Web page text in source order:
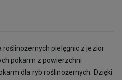
roślinożernych pielęgnic z jezior
pokarm z powierzchni
dla ryb roślinożernych. Dzięki